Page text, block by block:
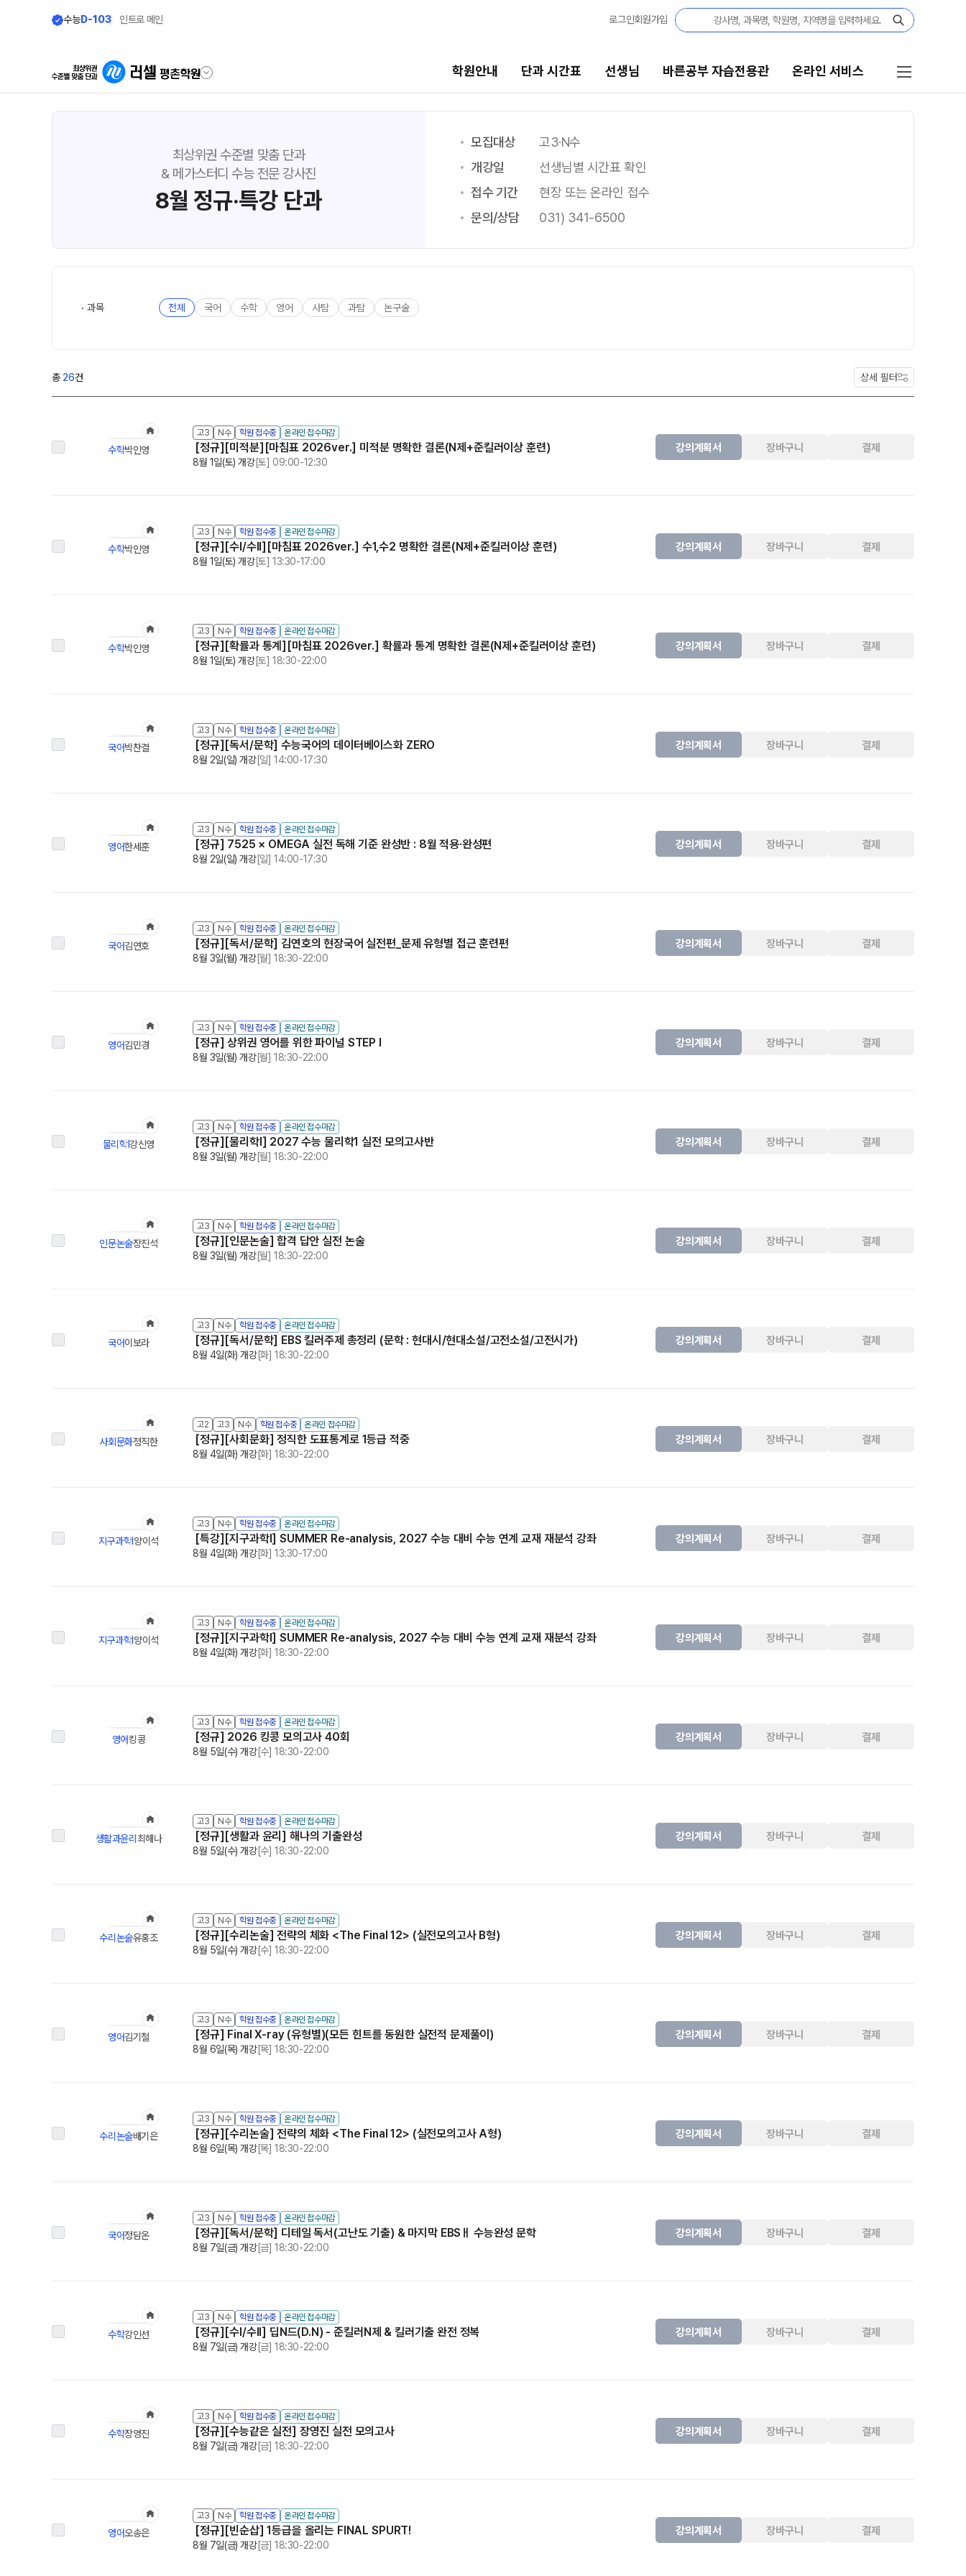
수능D-103 인트로 메인 로그인회원가입
학원안내 단과 시간표 선생님 바른공부 자습전용관 온라인 서비스
학원 둘러보기(VR)
원장과 소통하기
N수·고3
8월 정규·특강 단과
9월 정규·특강 단과
고3
고2 수능 시작반 N
중3
선생님 커리큘럼
한국사
2026 입시 결과
바른공부 자습전용관 안내
OMEGA 모의고사
전국 대단위 실전 모의고사
메가패스 특별 지원
최상위권 수준별 맞춤 단과
& 메가스터디 수능 전문 강사진
8월 정규·특강 단과
모집대상
고3·N수
개강일
선생님별 시간표 확인
접수 기간
현장 또는 온라인 접수
문의/상담
031) 341-6500
과목 전체 국어 수학 영어 사탐 과탐 논구술
총 26건 상세 필터
수학박인영
고3 N수 학원 접수중 온라인 접수마감
[정규][미적분][마침표 2026ver.] 미적분 명확한 결론(N제+준킬러이상 훈련)
8월 1일(토) 개강[토] 09:00-12:30
강의계획서 장바구니 결제
수학박인영
고3 N수 학원 접수중 온라인 접수마감
[정규][수I/수II][마침표 2026ver.] 수1,수2 명확한 결론(N제+준킬러이상 훈련)
8월 1일(토) 개강[토] 13:30-17:00
강의계획서 장바구니 결제
수학박인영
고3 N수 학원 접수중 온라인 접수마감
[정규][확률과 통계][마침표 2026ver.] 확률과 통계 명확한 결론(N제+준킬러이상 훈련)
8월 1일(토) 개강[토] 18:30-22:00
강의계획서 장바구니 결제
국어박찬결
고3 N수 학원 접수중 온라인 접수마감
[정규][독서/문학] 수능국어의 데이터베이스화 ZERO
8월 2일(일) 개강[일] 14:00-17:30
강의계획서 장바구니 결제
영어한세훈
고3 N수 학원 접수중 온라인 접수마감
[정규] 7525 × OMEGA 실전 독해 기준 완성반 : 8월 적용·완성편
8월 2일(일) 개강[일] 14:00-17:30
강의계획서 장바구니 결제
국어김연호
고3 N수 학원 접수중 온라인 접수마감
[정규][독서/문학] 김연호의 현장국어 실전편_문제 유형별 접근 훈련편
8월 3일(월) 개강[월] 18:30-22:00
강의계획서 장바구니 결제
영어김민경
고3 N수 학원 접수중 온라인 접수마감
[정규] 상위권 영어를 위한 파이널 STEP I
8월 3일(월) 개강[월] 18:30-22:00
강의계획서 장바구니 결제
물리학Ⅰ강신영
고3 N수 학원 접수중 온라인 접수마감
[정규][물리학I] 2027 수능 물리학1 실전 모의고사반
8월 3일(월) 개강[월] 18:30-22:00
강의계획서 장바구니 결제
인문논술장진석
고3 N수 학원 접수중 온라인 접수마감
[정규][인문논술] 합격 답안 실전 논술
8월 3일(월) 개강[월] 18:30-22:00
강의계획서 장바구니 결제
국어이보라
고3 N수 학원 접수중 온라인 접수마감
[정규][독서/문학] EBS 킬러주제 총정리 (문학 : 현대시/현대소설/고전소설/고전시가)
8월 4일(화) 개강[화] 18:30-22:00
강의계획서 장바구니 결제
사회문화정직한
고2 고3 N수 학원 접수중 온라인 접수마감
[정규][사회문화] 정직한 도표통계로 1등급 적중
8월 4일(화) 개강[화] 18:30-22:00
강의계획서 장바구니 결제
지구과학Ⅰ양이석
고3 N수 학원 접수중 온라인 접수마감
[특강][지구과학I] SUMMER Re-analysis, 2027 수능 대비 수능 연계 교재 재분석 강좌
8월 4일(화) 개강[화] 13:30-17:00
강의계획서 장바구니 결제
지구과학Ⅰ양이석
고3 N수 학원 접수중 온라인 접수마감
[정규][지구과학I] SUMMER Re-analysis, 2027 수능 대비 수능 연계 교재 재분석 강좌
8월 4일(화) 개강[화] 18:30-22:00
강의계획서 장바구니 결제
영어킹콩
고3 N수 학원 접수중 온라인 접수마감
[정규] 2026 킹콩 모의고사 40회
8월 5일(수) 개강[수] 18:30-22:00
강의계획서 장바구니 결제
생활과윤리최해나
고3 N수 학원 접수중 온라인 접수마감
[정규][생활과 윤리] 해나의 기출완성
8월 5일(수) 개강[수] 18:30-22:00
강의계획서 장바구니 결제
수리논술유홍조
고3 N수 학원 접수중 온라인 접수마감
[정규][수리논술] 전략의 체화 <The Final 12> (실전모의고사 B형)
8월 5일(수) 개강[수] 18:30-22:00
강의계획서 장바구니 결제
영어김기철
고3 N수 학원 접수중 온라인 접수마감
[정규] Final X-ray (유형별)(모든 힌트를 동원한 실전적 문제풀이)
8월 6일(목) 개강[목] 18:30-22:00
강의계획서 장바구니 결제
수리논술배기은
고3 N수 학원 접수중 온라인 접수마감
[정규][수리논술] 전략의 체화 <The Final 12> (실전모의고사 A형)
8월 6일(목) 개강[목] 18:30-22:00
강의계획서 장바구니 결제
국어정담온
고3 N수 학원 접수중 온라인 접수마감
[정규][독서/문학] 디테일 독서(고난도 기출) & 마지막 EBSㅐ 수능완성 문학
8월 7일(금) 개강[금] 18:30-22:00
강의계획서 장바구니 결제
수학강인선
고3 N수 학원 접수중 온라인 접수마감
[정규][수I/수II] 딥N드(D.N) - 준킬러N제 & 킬러기출 완전 정복
8월 7일(금) 개강[금] 18:30-22:00
강의계획서 장바구니 결제
수학장영진
고3 N수 학원 접수중 온라인 접수마감
[정규][수능같은 실전] 장영진 실전 모의고사
8월 7일(금) 개강[금] 18:30-22:00
강의계획서 장바구니 결제
영어오송은
고3 N수 학원 접수중 온라인 접수마감
[정규][빈순삽] 1등급을 올리는 FINAL SPURT!
8월 7일(금) 개강[금] 18:30-22:00
강의계획서 장바구니 결제